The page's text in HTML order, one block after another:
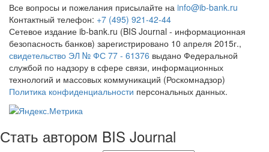
Все вопросы и пожелания присылайте на info@ib-bank.ru
Контактный телефон: +7 (495) 921-42-44
Сетевое издание ib-bank.ru (BIS Journal - информационная
безопасность банков) зарегистрировано 10 апреля 2015г.,
свидетельство ЭЛ № ФС 77 - 61376 выдано Федеральной
службой по надзору в сфере связи, информационных
технологий и массовых коммуникаций (Роскомнадзор)
Политика конфиденциальности персональных данных.
Стать автором BIS Journal